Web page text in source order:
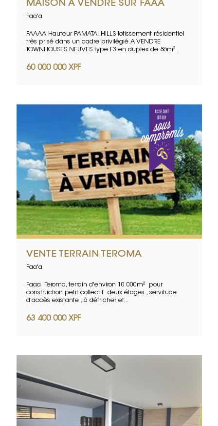
MAISON À VENDRE SUR FAAA
Faa'a
FAAAA Hauteur PAMATAI HILLS lotissement résidentiel
très prisé dans un cadre privilégié. A VENDRE
TOWNHOUSES NEUVES type F3 en duplex de 86m²...
60 000 000 XPF
VENTE TERRAIN TEROMA
Faa'a
Faaa Teroma, terrain d'environ 10 000m² pour
construction petit collectif deux étages , servitude
d'accès existante , à défricher et...
63 400 000 XPF